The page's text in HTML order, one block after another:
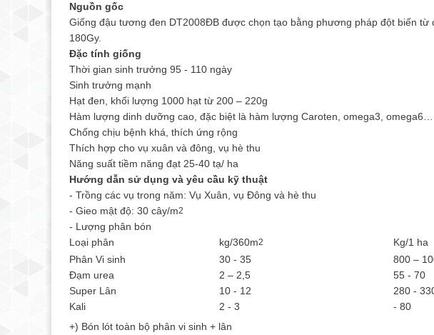
Nguồn gốc
Giống đậu tương đen DT2008ĐB được chọn tạo bằng phương pháp đột biến từ
180Gy.
Đặc tính giống
Thời gian sinh trưởng 95 - 110 ngày
Sinh trưởng mạnh
Hạt đen, khối lượng 1000 hạt từ 200 – 220g
Hàm lượng dinh dưỡng cao, đặc biệt là hàm lượng Caroten, omega3, omega6…
Chống chịu bệnh khá, thích ứng rộng
Thích hợp cho vụ xuân và đông, vụ hè thu
Năng suất tiềm năng đạt 25-40 tạ/ ha
Hướng dẫn sử dụng và yêu cầu kỹ thuật
- Trồng các vụ trong năm: Vụ Xuân, vụ Đông và hè thu
- Gieo mật độ: 30 cây/m2
- Lượng phân bón
Loại phân
kg/360m2
Kg/1 ha
Phân Vi sinh
30 - 35
800 –
Đạm urea
2 – 2,5
55 - 70
Super Lân
10 - 12
280 -
Kali
2 - 3
- 80
+) Bón lót toàn bộ phân vi sinh + lân